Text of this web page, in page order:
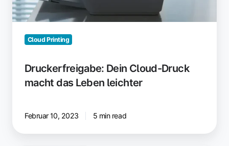
Cloud Printing
Druckerfreigabe: Dein Cloud-Druck
macht das Leben leichter
Februar 10, 2023 5 min read